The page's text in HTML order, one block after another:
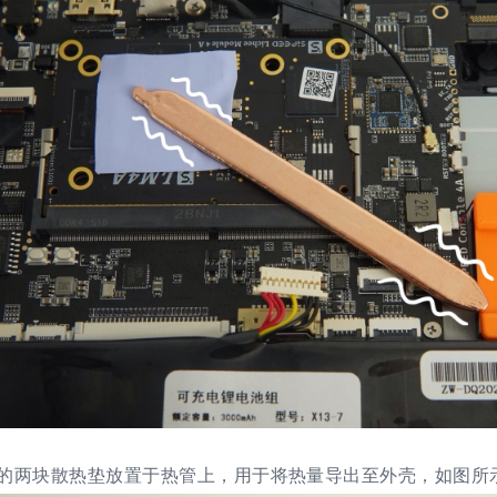
两块散热垫放置于热管上，用于将热量导出至外壳，如图所